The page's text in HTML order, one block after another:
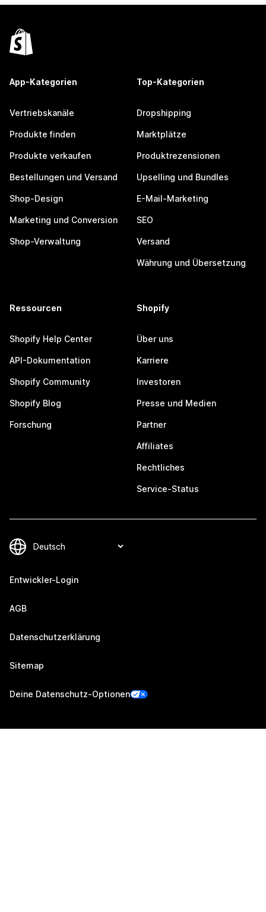
App-Kategorien
Vertriebskanäle
Produkte finden
Produkte verkaufen
Bestellungen und Versand
Shop-Design
Marketing und Conversion
Shop-Verwaltung
Top-Kategorien
Dropshipping
Marktplätze
Produktrezensionen
Upselling und Bundles
E-Mail-Marketing
SEO
Versand
Währung und Übersetzung
Ressourcen
Shopify Help Center
API-Dokumentation
Shopify Community
Shopify Blog
Forschung
Shopify
Über uns
Karriere
Investoren
Presse und Medien
Partner
Affiliates
Rechtliches
Service-Status
Entwickler-Login
AGB
Datenschutzerklärung
Sitemap
Deine Datenschutz-Optionen